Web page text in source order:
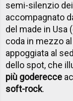
semi-silenzio
accompagnato
del made in Usa
coda in mezzo
appoggiata al
dello spot, che
più goderecce
soft-rock.